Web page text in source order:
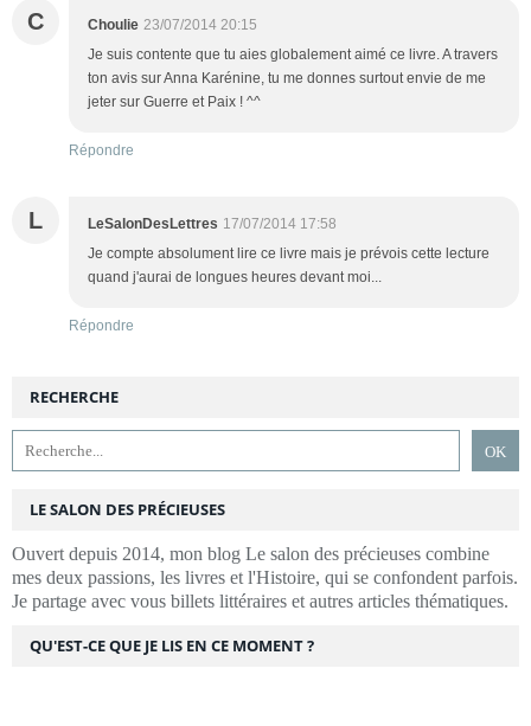
C Choulie 23/07/2014 20:15
Je suis contente que tu aies globalement aimé ce livre. A travers
ton avis sur Anna Karénine, tu me donnes surtout envie de me
jeter sur Guerre et Paix ! ^^
Répondre
L LeSalonDesLettres 17/07/2014 17:58
Je compte absolument lire ce livre mais je prévois cette lecture
quand j'aurai de longues heures devant moi...
Répondre
RECHERCHE
LE SALON DES PRÉCIEUSES
Ouvert depuis 2014, mon blog Le salon des précieuses combine
mes deux passions, les livres et l'Histoire, qui se confondent parfois.
Je partage avec vous billets littéraires et autres articles thématiques.
QU'EST-CE QUE JE LIS EN CE MOMENT ?